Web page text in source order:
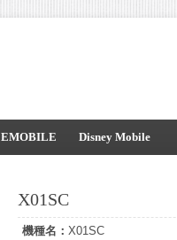
EMOBILE Disney Mobile
X01SC
機種名： X01SC